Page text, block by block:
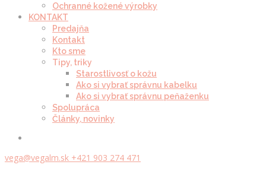
Ochranné kožené výrobky
KONTAKT
Predajňa
Kontakt
Kto sme
Tipy, triky
Starostlivosť o kožu
Ako si vybrať správnu kabelku
Ako si vybrať správnu peňaženku
Spolupráca
Články, novinky
vega@vegalm.sk +421 903 274 471